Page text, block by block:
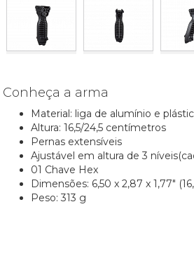
Conheça a arma
Material: liga de alumínio e
Altura: 16,5/24,5 centímetros
Pernas extensíveis
Ajustável em altura de 3
01 Chave Hex
Dimensões: 6,50 x 2,87 x 1,77"
Peso: 313 g